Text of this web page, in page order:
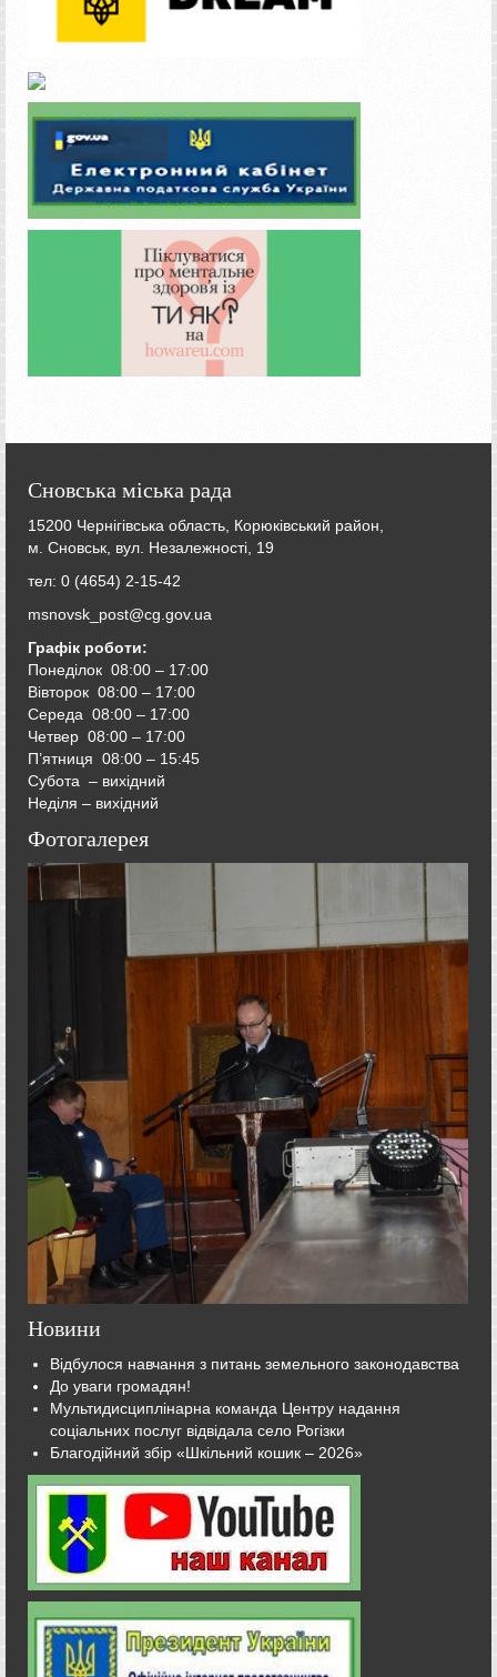
Сновська міська рада
15200 Чернігівська область, Корюківський район,
м. Сновськ, вул. Незалежності, 19
тел: 0 (4654) 2-15-42
msnovsk_post@cg.gov.ua
Графік роботи:
Понеділок 08:00 – 17:00
Вівторок 08:00 – 17:00
Середа 08:00 – 17:00
Четвер 08:00 – 17:00
П’ятниця 08:00 – 15:45
Субота – вихідний
Неділя – вихідний
Фотогалерея
Новини
Відбулося навчання з питань земельного законодавства
До уваги громадян!
Мультидисциплінарна команда Центру надання
соціальних послуг відвідала село Рогізки
Благодійний збір «Шкільний кошик – 2026»